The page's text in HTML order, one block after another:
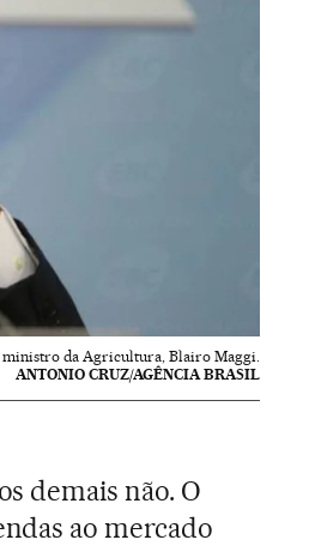
ministro da Agricultura, Blairo Maggi.
ANTONIO CRUZ/AGÊNCIA BRASIL
demais não. O
ao mercado